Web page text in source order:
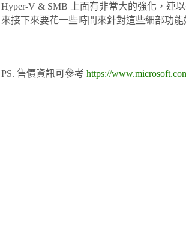
Hyper-V & SMB 上面有非常大的強化，連
來接下來要花一些時間來針對這些細部功能
PS. 售價資訊可參考 https://